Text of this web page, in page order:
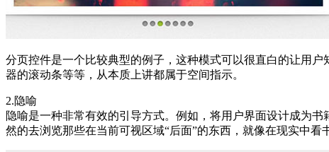
分页控件是一个比较典型的例子，这种模式可以很直白的让用
器的滚动条等等，从本质上讲都属于空间指示。
2.隐喻
隐喻是一种非常有效的引导方式。例如，将用户界面设计成为
然的去浏览那些在当前可视区域“后面”的东西，就像在现实中看